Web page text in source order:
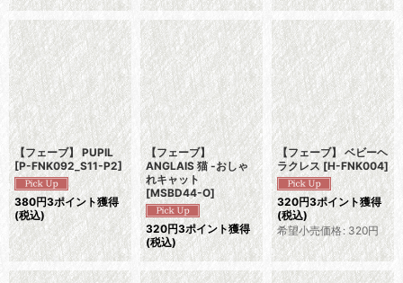
【フェーブ】 PUPIL
[P-FNK092_S11-P2]
380円3ポイント獲得
(税込)
【フェーブ】
ANGLAIS 猫 -おしゃ
れキャット
[MSBD44-O]
320円3ポイント獲得
(税込)
【フェーブ】 ベビーヘ
ラクレス [H-FNK004]
320円3ポイント獲得
(税込)
希望小売価格: 320円